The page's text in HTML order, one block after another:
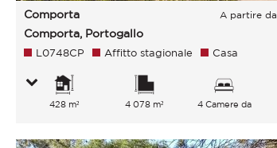
Comporta
Comporta, Portogallo
A partire da
L0748CP Affitto stagionale Casa
428 m² 4 078 m²
4 Camere da